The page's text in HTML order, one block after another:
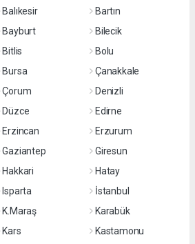
Balıkesir
Bartın
Bayburt
Bilecik
Bitlis
Bolu
Bursa
Çanakkale
Çorum
Denizli
Düzce
Edirne
Erzincan
Erzurum
Gaziantep
Giresun
Hakkari
Hatay
Isparta
İstanbul
K.Maraş
Karabük
Kars
Kastamonu